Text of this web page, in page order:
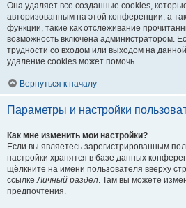
Она удаляет все созданные cookies,
авторизованным на этой конференции, а
функции, такие как отслеживание
возможность включена администратором.
трудности со входом или выходом на
удаление cookies может помочь.
Вернуться к началу
Параметры и настройки
Как мне изменить мои настройки?
Если вы являетесь зарегистрированным
настройки хранятся в базе данных
щёлкните на имени пользователя вверху
ссылкеЛичный раздел. Там вы можете
предпочтения.